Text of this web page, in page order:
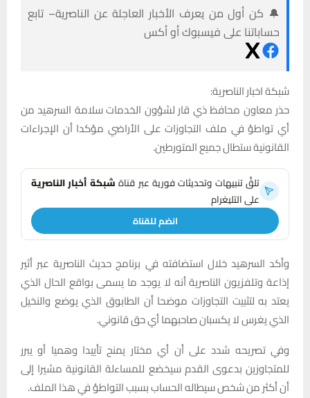
🔔 كن أول من يعرف الأخبار العاجلة عن الناصرية– تابع
حساباتنا على فيسبوك أو أكس
شبكة اخبار الناصرية:
حذر معاون محافظ ذي قار لشؤون الخدمات سلامة السرهيد من
أي تواطؤ في ملف التجاوزات على الأراضي مؤكدا أن الإجراءات
القانونية ستطال جميع المتورطين.
تلقَّ تنبيهات وتحديثات فورية عبر قناةشبكة أخبار الناصرية
على التليغرام
انضم للقناة
وأكد السرهيد خلال استضافته في برنامج حديث الناصرية عبر أثير
إذاعة وتلفزيون الناصرية أنه لا يوجد ما يسمى بواقع الحال الذي
يعتد به لتثبيت التجاوزات موضحا أن الطابوق الذي يوضع والنخيل
الذي يغرس لا يكسبان صاحبهما أي حق قانوني.
وفي تصريحه شدد على أن أي مختار يمنح تأييدا وهميا أو يبرر
للمتجاوزين بدعوى القدم سيخضع للمساءلة القانونية مشيرا إلى
أن أكثر من شخص سيطاله الحساب بسبب التواطؤ في هذا الملف.